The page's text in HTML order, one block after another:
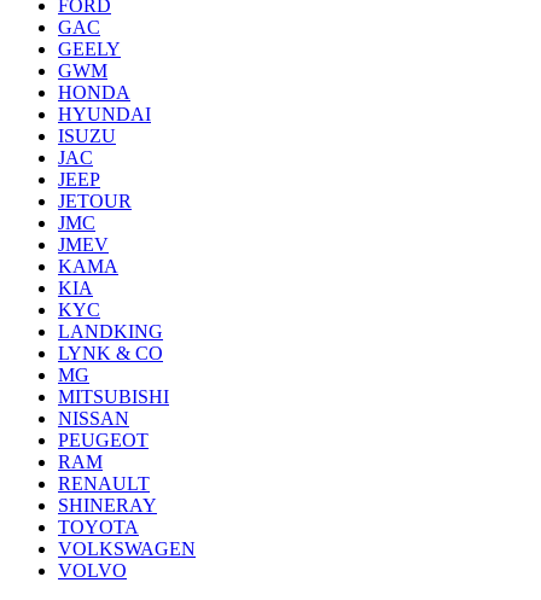
FORD
GAC
GEELY
GWM
HONDA
HYUNDAI
ISUZU
JAC
JEEP
JETOUR
JMC
JMEV
KAMA
KIA
KYC
LANDKING
LYNK & CO
MG
MITSUBISHI
NISSAN
PEUGEOT
RAM
RENAULT
SHINERAY
TOYOTA
VOLKSWAGEN
VOLVO